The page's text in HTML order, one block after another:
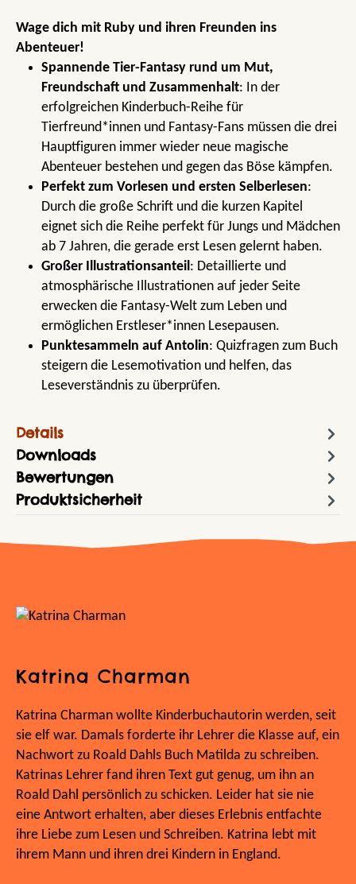
Wage dich mit Ruby und ihren Freunden ins
Abenteuer!
Spannende Tier-Fantasy rund um Mut,
Freundschaft und Zusammenhalt: In der
erfolgreichen Kinderbuch-Reihe für
Tierfreund*innen und Fantasy-Fans müssen die drei
Hauptfiguren immer wieder neue magische
Abenteuer bestehen und gegen das Böse kämpfen.
Perfekt zum Vorlesen und ersten Selberlesen:
Durch die große Schrift und die kurzen Kapitel
eignet sich die Reihe perfekt für Jungs und Mädchen
ab 7 Jahren, die gerade erst Lesen gelernt haben.
Großer Illustrationsanteil: Detaillierte und
atmosphärische Illustrationen auf jeder Seite
erwecken die Fantasy-Welt zum Leben und
ermöglichen Erstleser*innen Lesepausen.
Punktesammeln auf Antolin: Quizfragen zum Buch
steigern die Lesemotivation und helfen, das
Leseverständnis zu überprüfen.
Details
Downloads
Bewertungen
Produktsicherheit
Katrina Charman
Katrina Charman wollte Kinderbuchautorin werden, seit
sie elf war. Damals forderte ihr Lehrer die Klasse auf, ein
Nachwort zu Roald Dahls Buch Matilda zu schreiben.
Katrinas Lehrer fand ihren Text gut genug, um ihn an
Roald Dahl persönlich zu schicken. Leider hat sie nie
eine Antwort erhalten, aber dieses Erlebnis entfachte
ihre Liebe zum Lesen und Schreiben. Katrina lebt mit
ihrem Mann und ihren drei Kindern in England.